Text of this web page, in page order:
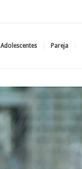
Adolescentes Pareja